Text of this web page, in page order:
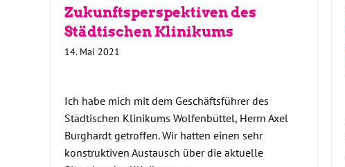
Zukunftsperspektiven des
Städtischen Klinikums
14. Mai 2021
Ich habe mich mit dem Geschäftsführer des
Städtischen Klinikums Wolfenbüttel, Herrn Axel
Burghardt getroffen. Wir hatten einen sehr
konstruktiven Austausch über die aktuelle